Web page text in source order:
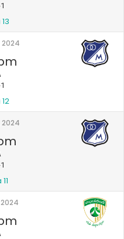
2024
2024